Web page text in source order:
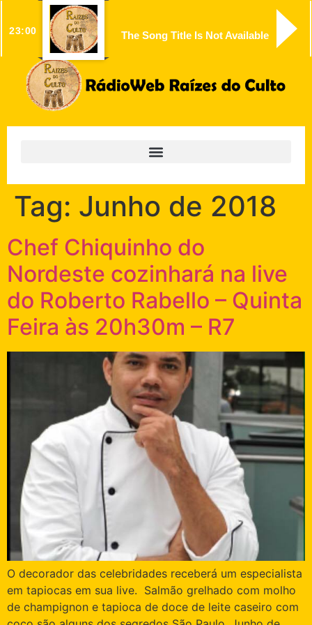
23:00 The Song Title Is Not Available
Tag: Junho de 2018
Chef Chiquinho do
Nordeste cozinhará na live
do Roberto Rabello – Quinta
Feira às 20h30m – R7
O decorador das celebridades receberá um especialista
em tapiocas em sua live. Salmão grelhado com molho
de champignon e tapioca de doce de leite caseiro com